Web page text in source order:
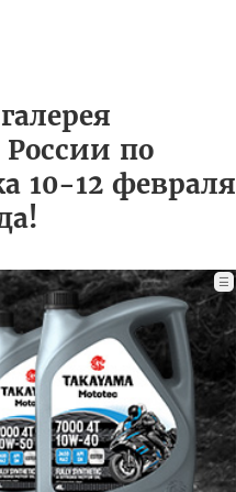
по
10-12 февраля
☰